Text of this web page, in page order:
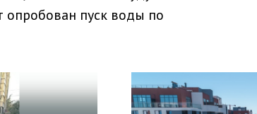
опробован пуск воды по